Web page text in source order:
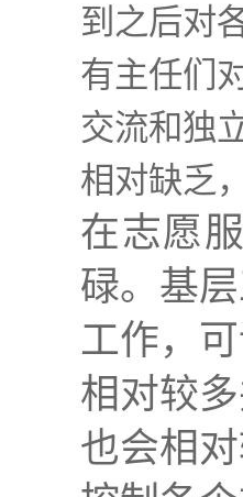
到之后对
有主任们
交流和独
相对缺乏
在志愿
碌。基
工作，
相对较
也会相